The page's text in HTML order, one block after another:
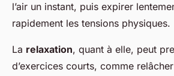
l’air un instant, puis expirer
rapidement les tensions physiques.
La relaxation, quant à elle, peut
d’exercices courts, comme